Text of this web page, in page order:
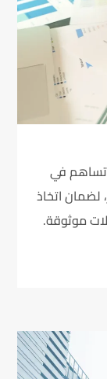
تساهم في
لضمان اتخاذ
موثوقة.